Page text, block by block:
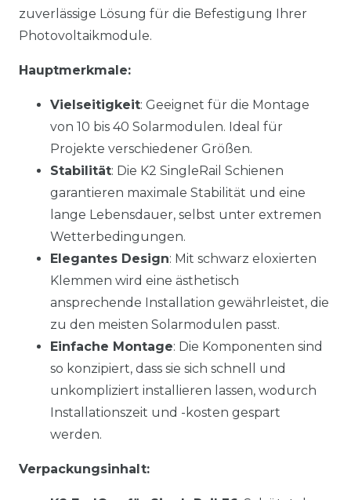
zuverlässige Lösung für die Befestigung Ihrer
Photovoltaikmodule.
Hauptmerkmale:
Vielseitigkeit: Geeignet für die Montage
von 10 bis 40 Solarmodulen. Ideal für
Projekte verschiedener Größen.
Stabilität: Die K2 SingleRail Schienen
garantieren maximale Stabilität und eine
lange Lebensdauer, selbst unter extremen
Wetterbedingungen.
Elegantes Design: Mit schwarz eloxierten
Klemmen wird eine ästhetisch
ansprechende Installation gewährleistet, die
zu den meisten Solarmodulen passt.
Einfache Montage: Die Komponenten sind
so konzipiert, dass sie sich schnell und
unkompliziert installieren lassen, wodurch
Installationszeit und -kosten gespart
werden.
Verpackungsinhalt: